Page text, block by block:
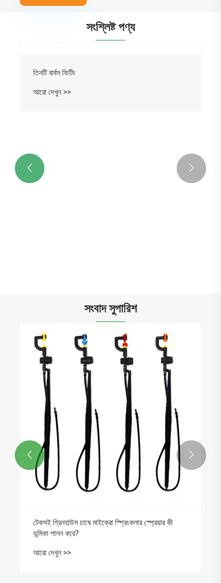
সংশ্লিষ্ট পণ্য
 
সংবাদ সুপারিশ
টেকসই গ্রিনহাউস চাষে মাইক্রো স্প্রিংকলার স্প্রেয়ার কী
ভূমিকা পালন করে?
আরো দেখুন >>
 